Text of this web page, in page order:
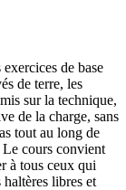
de base
de terre, les
sur la technique,
de la charge, sans
tout au long de
Le cours convient
à tous ceux qui
haltères libres et